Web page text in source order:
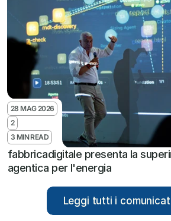
28 MAG 2026
2
3 MIN READ
fabbricadigitale presenta la
agentica per l'energia
Leggi tutti i